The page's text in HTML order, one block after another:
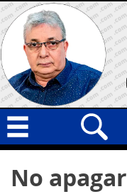
Skip
to
content
Geral
por:
No